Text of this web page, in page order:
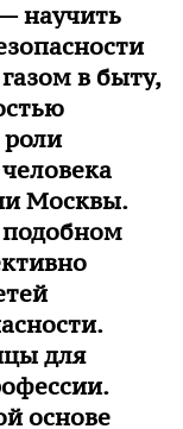
научить
в быту,
роли
Москвы.
для
основе